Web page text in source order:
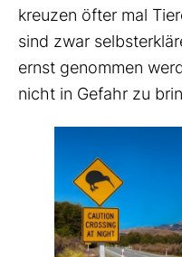
kreuzen öfter mal
sind zwar
ernst genommen
nicht in Gefahr zu